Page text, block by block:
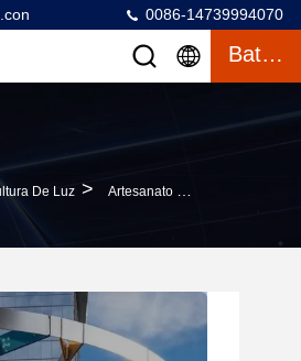
0086-14739994070
Bater Papo
De Luz > Artesanato Metálico De Aço Inoxidável Fabricado Sob Medida Para Fachadas Arquitetônicas Urbanas